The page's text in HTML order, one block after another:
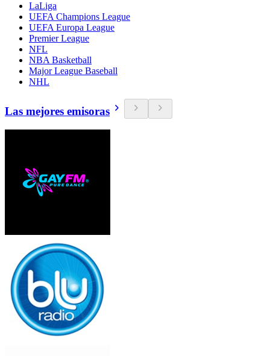
LaLiga
UEFA Champions League
UEFA Europa League
Premier League
NFL
NBA Basketball
Major League Baseball
NHL
Las mejores emisoras